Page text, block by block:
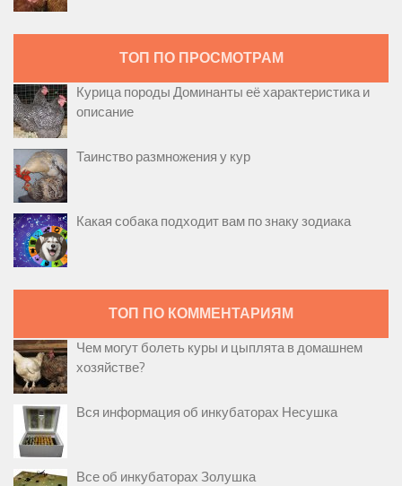
ТОП ПО ПРОСМОТРАМ
Курица породы Доминанты её характеристика и
описание
Таинство размножения у кур
Какая собака подходит вам по знаку зодиака
ТОП ПО КОММЕНТАРИЯМ
Чем могут болеть куры и цыплята в домашнем
хозяйстве?
Вся информация об инкубаторах Несушка
Все об инкубаторах Золушка